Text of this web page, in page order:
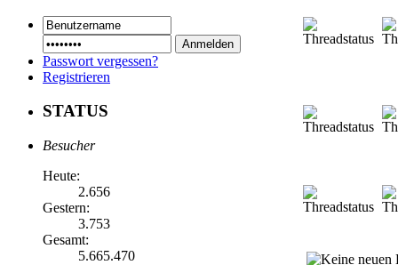
Passwort vergessen?
Registrieren
STATUS
Besucher
Heute:
2.656
Gestern:
3.753
Gesamt:
5.665.470